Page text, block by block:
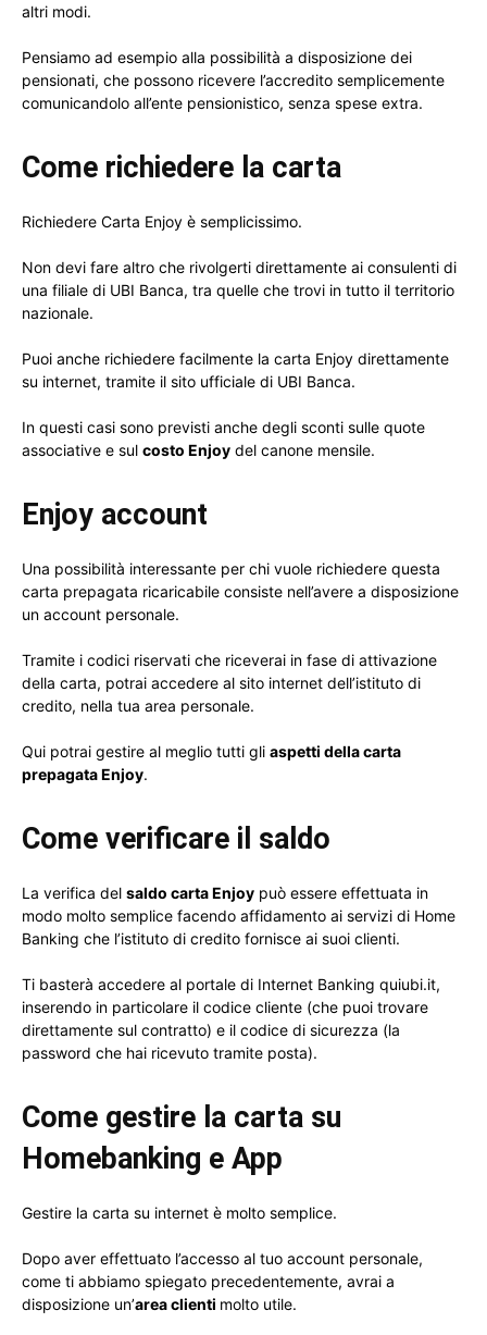
altri modi.
Pensiamo ad esempio alla possibilità a disposizione dei
pensionati, che possono ricevere l’accredito semplicemente
comunicandolo all’ente pensionistico, senza spese extra.
Come richiedere la carta
Richiedere Carta Enjoy è semplicissimo.
Non devi fare altro che rivolgerti direttamente ai consulenti di
una filiale di UBI Banca, tra quelle che trovi in tutto il territorio
nazionale.
Puoi anche richiedere facilmente la carta Enjoy direttamente
su internet, tramite il sito ufficiale di UBI Banca.
In questi casi sono previsti anche degli sconti sulle quote
associative e sul costo Enjoy del canone mensile.
Enjoy account
Una possibilità interessante per chi vuole richiedere questa
carta prepagata ricaricabile consiste nell’avere a disposizione
un account personale.
Tramite i codici riservati che riceverai in fase di attivazione
della carta, potrai accedere al sito internet dell’istituto di
credito, nella tua area personale.
Qui potrai gestire al meglio tutti gli aspetti della carta
prepagata Enjoy.
Come verificare il saldo
La verifica del saldo carta Enjoy può essere effettuata in
modo molto semplice facendo affidamento ai servizi di Home
Banking che l’istituto di credito fornisce ai suoi clienti.
Ti basterà accedere al portale di Internet Banking quiubi.it,
inserendo in particolare il codice cliente (che puoi trovare
direttamente sul contratto) e il codice di sicurezza (la
password che hai ricevuto tramite posta).
Come gestire la carta su
Homebanking e App
Gestire la carta su internet è molto semplice.
Dopo aver effettuato l’accesso al tuo account personale,
come ti abbiamo spiegato precedentemente, avrai a
disposizione un’area clienti molto utile.